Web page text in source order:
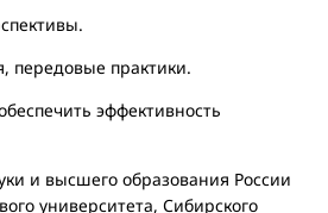
практики.
эффективность
и высшего образования России
университета, Сибирского